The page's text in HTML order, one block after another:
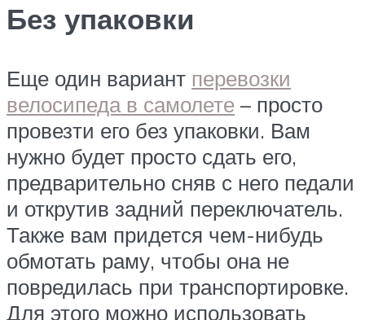
Без упаковки
Еще один вариант перевозки
велосипеда в самолете – просто
провезти его без упаковки. Вам
нужно будет просто сдать его,
предварительно сняв с него педали
и открутив задний переключатель.
Также вам придется чем-нибудь
обмотать раму, чтобы она не
повредилась при транспортировке.
Для этого можно использовать